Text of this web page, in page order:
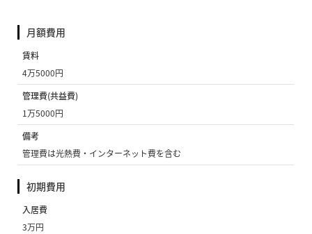
月額費用
賃料
4万5000円
管理費(共益費)
1万5000円
備考
管理費は光熱費・インターネット費を含む
初期費用
入居費
3万円